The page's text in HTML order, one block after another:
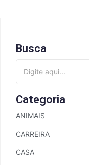
Busca
Categoria
ANIMAIS
CARREIRA
CASA